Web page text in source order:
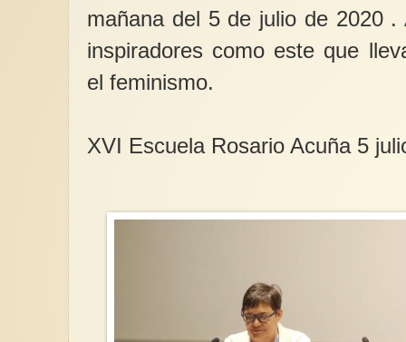
mañana del 5 de julio de 2020 .
inspiradores como este que
el feminismo.
XVI Escuela Rosario Acuña 5
¡NO al acoso socio-